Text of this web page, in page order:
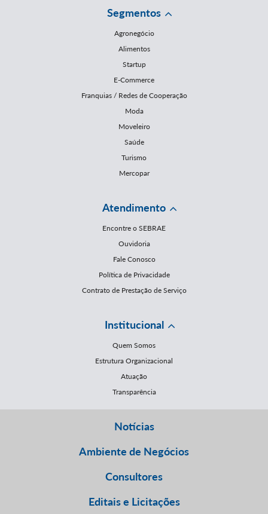
Segmentos
Agronegócio
Alimentos
Startup
E-Commerce
Franquias / Redes de Cooperação
Moda
Moveleiro
Saúde
Turismo
Mercopar
Atendimento
Encontre o SEBRAE
Ouvidoria
Fale Conosco
Política de Privacidade
Contrato de Prestação de Serviço
Institucional
Quem Somos
Estrutura Organizacional
Atuação
Transparência
Notícias
Ambiente de Negócios
Consultores
Editais e Licitações